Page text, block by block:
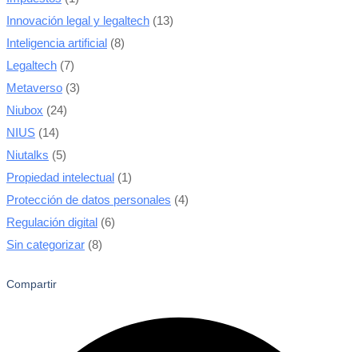
Innovación legal y legaltech (13)
Inteligencia artificial (8)
Legaltech (7)
Metaverso (3)
Niubox (24)
NIUS (14)
Niutalks (5)
Propiedad intelectual (1)
Protección de datos personales (4)
Regulación digital (6)
Sin categorizar (8)
Compartir